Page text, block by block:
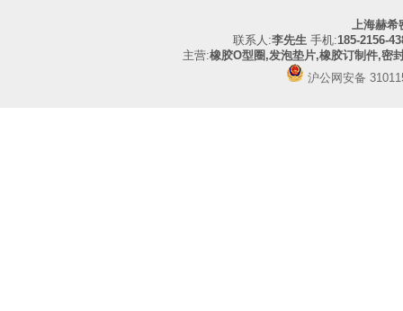
上海赫
联系人:李先生 手机:185-2156-
主营:橡胶O型圈,发泡垫片,橡胶订制件,密
沪公网安备